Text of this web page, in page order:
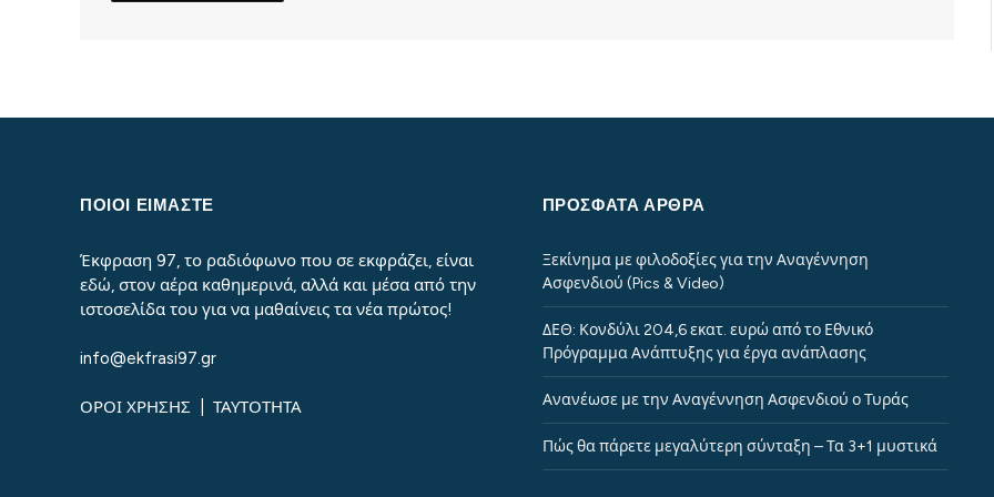
ΠΟΙΟΙ ΕΙΜΑΣΤΕ
Έκφραση 97, το ραδιόφωνο που σε εκφράζει, είναι
εδώ, στον αέρα καθημερινά, αλλά και μέσα από την
ιστοσελίδα του για να μαθαίνεις τα νέα πρώτος!
info@ekfrasi97.gr
ΟΡΟΙ ΧΡΗΣΗΣ ΤΑΥΤΟΤΗΤΑ
ΠΡΌΣΦΑΤΑ ΆΡΘΡΑ
Ξεκίνημα με φιλοδοξίες για την Αναγέννηση
Ασφενδιού (Pics & Video)
ΔΕΘ: Κονδύλι 204,6 εκατ. ευρώ από το Εθνικό
Πρόγραμμα Ανάπτυξης για έργα ανάπλασης
Ανανέωσε με την Αναγέννηση Ασφενδιού ο Τυράς
Πώς θα πάρετε μεγαλύτερη σύνταξη – Τα 3+1 μυστικά